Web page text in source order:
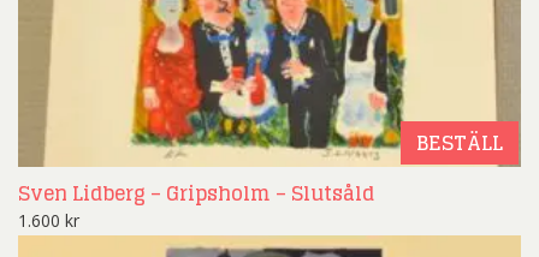
BESTÄLL
Sven Lidberg – Gripsholm – Slutsåld
1.600 kr